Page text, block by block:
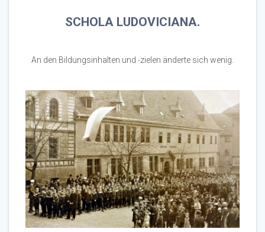
SCHOLA LUDOVICIANA.
An den Bildungsinhalten und -zielen änderte sich wenig.